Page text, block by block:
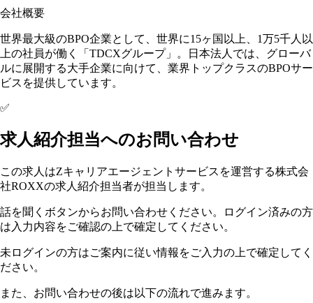
会社概要
世界最大級のBPO企業として、世界に15ヶ国以上、1万5千人以
上の社員が働く「TDCXグループ」。日本法人では、グローバ
ルに展開する大手企業に向けて、業界トップクラスのBPOサー
ビスを提供しています。
✅
求人紹介担当へのお問い合わせ
この求人はZキャリアエージェントサービスを運営する株式会
社ROXXの求人紹介担当者が担当します。
話を聞くボタンからお問い合わせください。ログイン済みの方
は入力内容をご確認の上で確定してください。
未ログインの方はご案内に従い情報をご入力の上で確定してく
ださい。
また、お問い合わせの後は以下の流れで進みます。